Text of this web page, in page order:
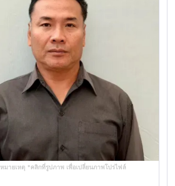
หมายเหตุ *คลิกที่รูปภาพ เพื่อเปลี่ยนภาพโปรไฟล์